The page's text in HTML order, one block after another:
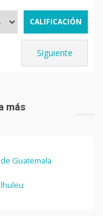
Siguiente
más
Guatemala